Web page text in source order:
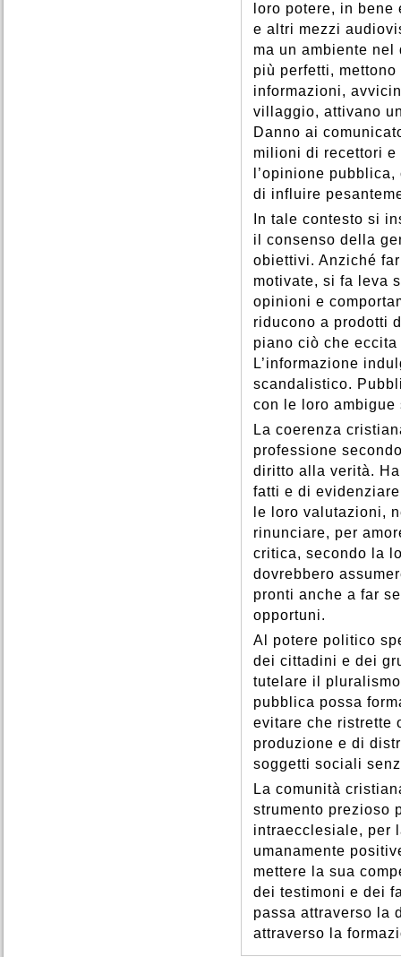
loro potere, in
e altri mezzi
ma un ambiente nel
più perfetti,
informazioni,
villaggio, attivano
Danno ai
milioni di recettori e
l’opinione
di influire
In tale contesto si
il consenso della
obiettivi. Anziché
motivate, si fa leva
opinioni e
riducono a prodotti
piano ciò che
L’informazione
scandalistico.
con le loro
La coerenza
professione
diritto alla verità.
fatti e di
le loro valutazioni,
rinunciare, per
critica, secondo la
dovrebbero
pronti anche a far
opportuni.
Al potere politico
dei cittadini e dei
tutelare il
pubblica possa
evitare che ristrette
produzione e di
soggetti sociali
La comunità
strumento prezioso
intraecclesiale, per
umanamente
mettere la sua
dei testimoni e dei
passa attraverso la
attraverso la